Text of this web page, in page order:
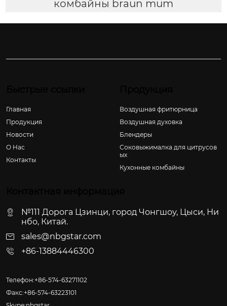
комбайны braun mum
Главная
Продукция
Новости
О Hас
Контакты
Воздушная фритюрница
Воздушная духовка
Блендеры
Соковыжималка для цитрусов
ых
Кухонные комбайны
№111 Дорога Цзинци, город Чонгшоу, Цыси, Ни
нбо, Китай.
sales@nbgstar.com
+86-13884446300
Телефон:+86-574-63271102
Факс:+86-574-63223101